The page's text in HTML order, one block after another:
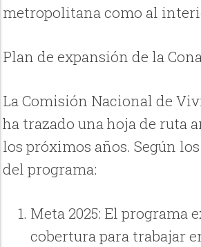
metropolitana como al
Plan de expansión de la
La Comisión Nacional de
ha trazado una hoja de ruta
los próximos años. Según
del programa:
Meta 2025: El programa
cobertura para trabajar